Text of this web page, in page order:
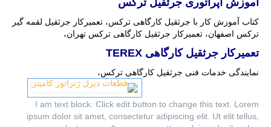
آموزش اپراتوری جرثقیل ترکس
کتاب آموزش کار با جرثقیل کارگاهی ترکس، تعمیرکار جرثقیل لقمه گیر
ترکس اصفهان، تعمیرکار جرثقیل کارگاهی ترکس تهران،
تعمیرکار جرثقیل کارگاهی TEREX
نمایندگی خدمات فنی جرثقیل کارگاهی ترکس،
I am text block. Click edit button to change this text. Lorem
ipsum dolor sit amet, consectetur adipiscing elit. Ut elit tellus,